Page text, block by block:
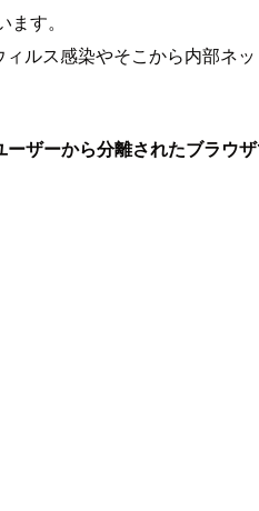
す。
ス感染やそこから内部ネ
ザーから分離されたブラウザ